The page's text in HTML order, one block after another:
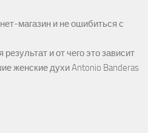
магазин и не ошибиться с
и от чего это зависит
женские духи Antonio Banderas